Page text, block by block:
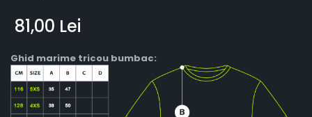
81,00 Lei
Ghid marime tricou bumbac: